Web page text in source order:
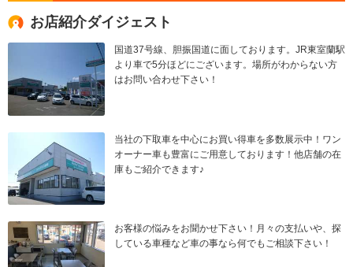
お店紹介ダイジェスト
国道37号線、胆振国道に面しております。JR東室蘭駅
より車で5分ほどにございます。場所がわからない方
はお問い合わせ下さい！
当社の下取車を中心にお買い得車を多数展示中！ワン
オーナー車も豊富にご用意しております！他店舗の在
庫もご紹介できます♪
お客様の悩みをお聞かせ下さい！月々の支払いや、探
している車種など車の事なら何でもご相談下さい！